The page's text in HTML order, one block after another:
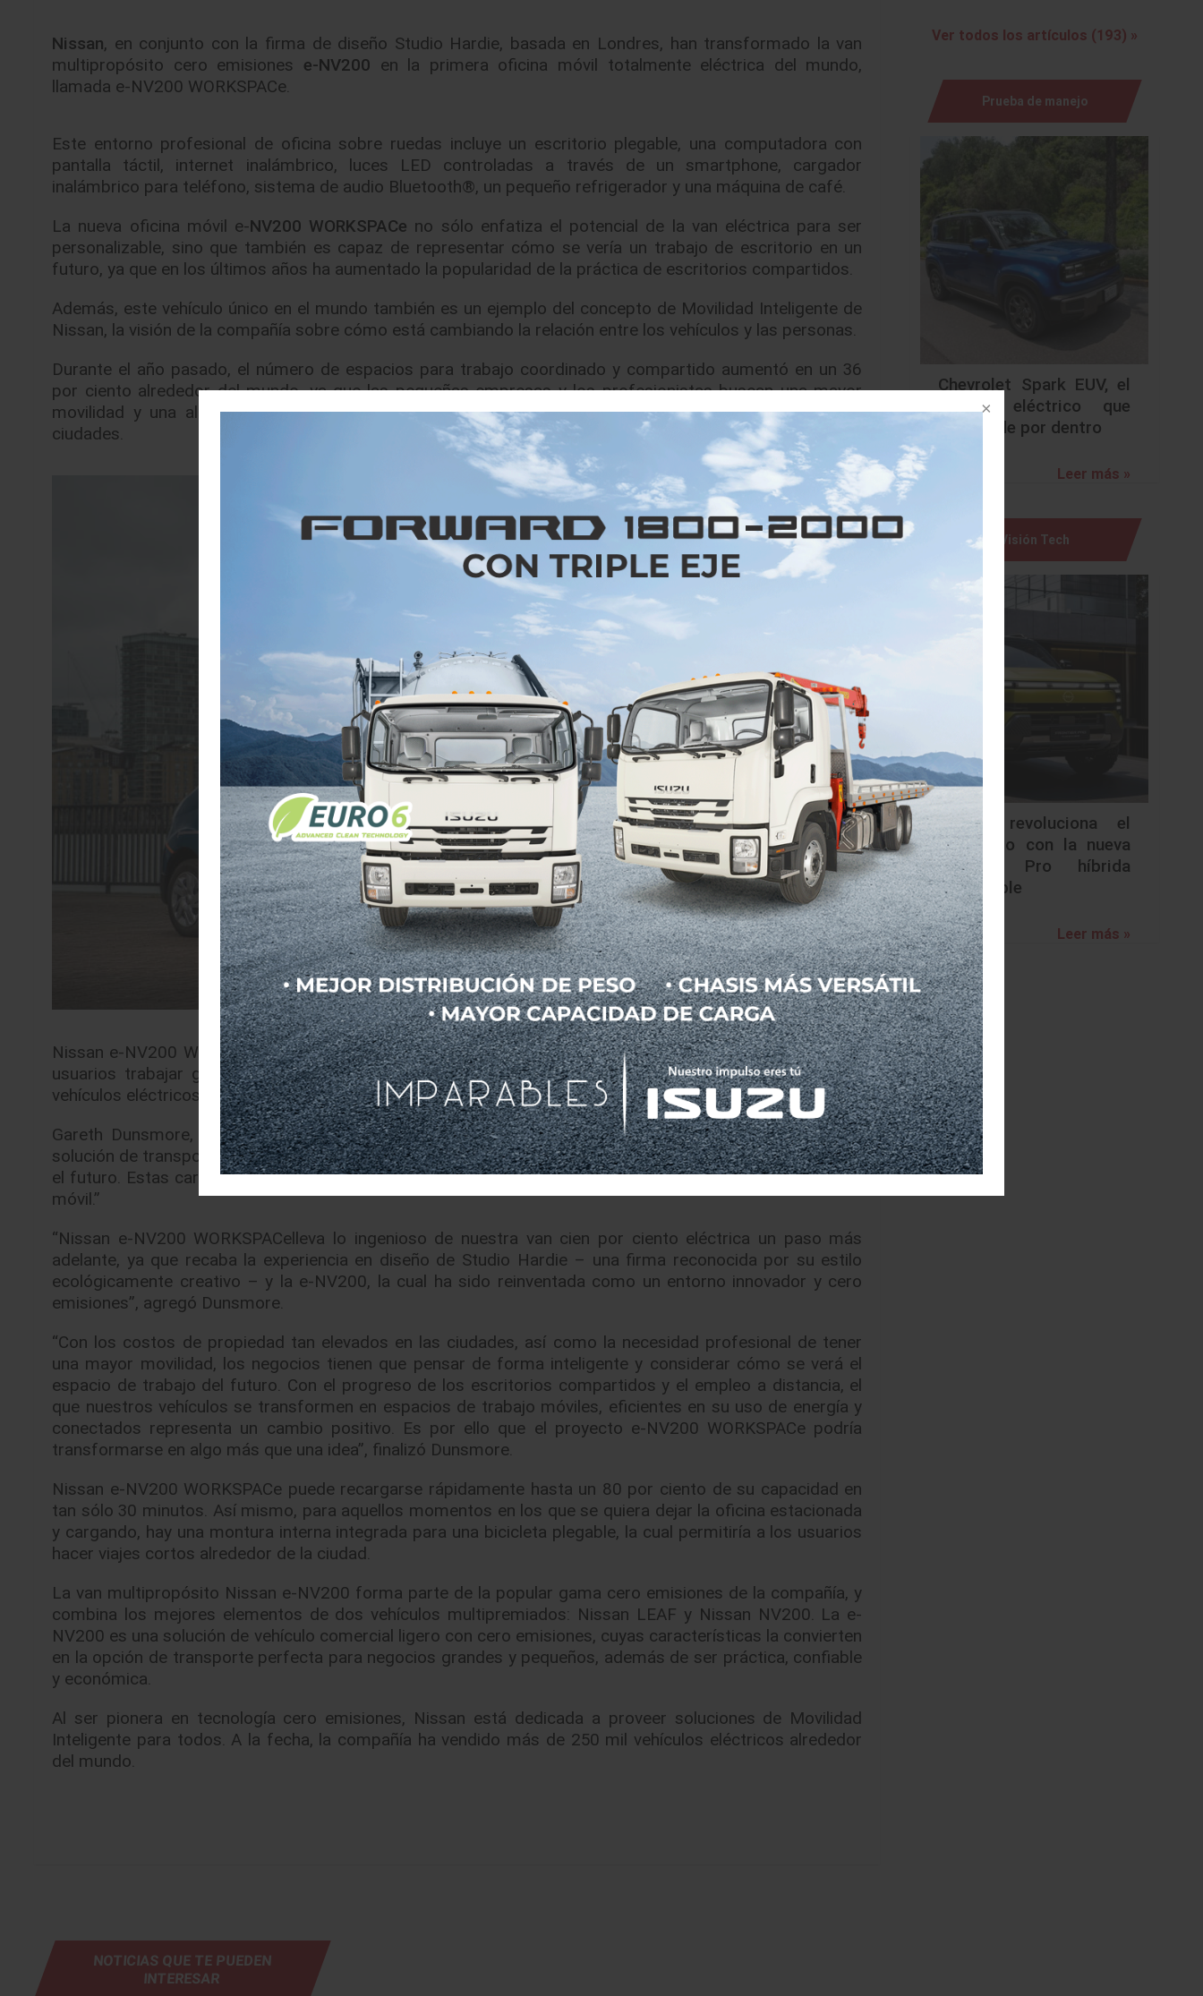
Nissan, en conjunto con la firma de diseño Studio Hardie, basada en Londres, han transformado la van
multipropósito cero emisiones e-NV200 en la primera oficina móvil totalmente eléctrica del mundo,
llamada e-NV200 WORKSPACe.
Este entorno profesional de oficina sobre ruedas incluye un escritorio plegable, una computadora con
pantalla táctil, internet inalámbrico, luces LED controladas a través de un smartphone, cargador
inalámbrico para teléfono, sistema de audio Bluetooth®, un pequeño refrigerador y una máquina de café.
La nueva oficina móvil e-NV200 WORKSPACe no sólo enfatiza el potencial de la van eléctrica para ser
personalizable, sino que también es capaz de representar cómo se vería un trabajo de escritorio en un
futuro, ya que en los últimos años ha aumentado la popularidad de la práctica de escritorios compartidos.
Además, este vehículo único en el mundo también es un ejemplo del concepto de Movilidad Inteligente de
Nissan, la visión de la compañía sobre cómo está cambiando la relación entre los vehículos y las personas.
Durante el año pasado, el número de espacios para trabajo coordinado y compartido aumentó en un 36
por ciento alrededor del mundo, ya que las pequeñas empresas y los profesionistas buscan una mayor
movilidad y una alternativa rentable al tradicional espacio de oficina localizado en los centros de las
ciudades.
Nissan e-NV200 WORKSPACe ofrece una solución de espacio de escritorio rentable, la cual permite a los
usuarios trabajar gratis en algunos centros de ciudades que ofrezcan bahías de carga gratuitas para
vehículos eléctricos; o bien, escapar de la ciudad para trabajar cerca del campo o del mar.
Gareth Dunsmore, director de Vehículos Eléctricos de Nissan Europa, señaló: “Nissan e-NV200 es una
solución de transporte inteligente y sostenible para aquellos negocios que tienen una visión orientada hacia
el futuro. Estas características lo convierten en el vehículo ideal para ser la base de un espacio de trabajo
móvil.”
“Nissan e-NV200 WORKSPACelleva lo ingenioso de nuestra van cien por ciento eléctrica un paso más
adelante, ya que recaba la experiencia en diseño de Studio Hardie – una firma reconocida por su estilo
ecológicamente creativo – y la e-NV200, la cual ha sido reinventada como un entorno innovador y cero
emisiones”, agregó Dunsmore.
“Con los costos de propiedad tan elevados en las ciudades, así como la necesidad profesional de tener
una mayor movilidad, los negocios tienen que pensar de forma inteligente y considerar cómo se verá el
espacio de trabajo del futuro. Con el progreso de los escritorios compartidos y el empleo a distancia, el
que nuestros vehículos se transformen en espacios de trabajo móviles, eficientes en su uso de energía y
conectados representa un cambio positivo. Es por ello que el proyecto e-NV200 WORKSPACe podría
transformarse en algo más que una idea”, finalizó Dunsmore.
Nissan e-NV200 WORKSPACe puede recargarse rápidamente hasta un 80 por ciento de su capacidad en
tan sólo 30 minutos. Así mismo, para aquellos momentos en los que se quiera dejar la oficina estacionada
y cargando, hay una montura interna integrada para una bicicleta plegable, la cual permitiría a los usuarios
hacer viajes cortos alrededor de la ciudad.
La van multipropósito Nissan e-NV200 forma parte de la popular gama cero emisiones de la compañía, y
combina los mejores elementos de dos vehículos multipremiados: Nissan LEAF y Nissan NV200. La e-
NV200 es una solución de vehículo comercial ligero con cero emisiones, cuyas características la convierten
en la opción de transporte perfecta para negocios grandes y pequeños, además de ser práctica, confiable
y económica.
Al ser pionera en tecnología cero emisiones, Nissan está dedicada a proveer soluciones de Movilidad
Inteligente para todos. A la fecha, la compañía ha vendido más de 250 mil vehículos eléctricos alrededor
del mundo.
NOTICIAS QUE TE PUEDEN
INTERESAR
Ver todos los artículos (193) »
Prueba de manejo
Chevrolet Spark EUV, el
urbano eléctrico que
sorprende por dentro
Leer más »
Visión Tech
Nissan revoluciona el
segmento con la nueva
Frontier Pro híbrida
enchufable
Leer más »